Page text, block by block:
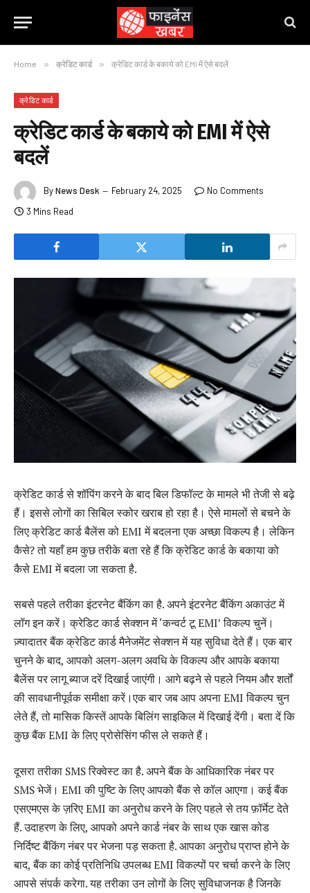
Home » क्रेडिट कार्ड » क्रेडिट कार्ड के बकाये को EMI में ऐसे बदलें
क्रेडिट कार्ड
क्रेडिट कार्ड के बकाये को EMI में ऐसे
बदलें
ByNews Desk February 24, 2025
No Comments
3 Mins Read
क्रेडिट कार्ड से शॉपिंग करने के बाद बिल डिफॉल्ट के मामले भी तेजी से बढ़े
हैं। इससे लोगों का सिबिल स्कोर खराब हो रहा है। ऐसे मामलों से बचने के
लिए क्रेडिट कार्ड बैलेंस को EMI में बदलना एक अच्छा विकल्प है। लेकिन
कैसे? तो यहाँ हम कुछ तरीके बता रहे हैं कि क्रेडिट कार्ड के बकाया को
कैसे EMI में बदला जा सकता है.
सबसे पहले तरीका इंटरनेट बैंकिंग का है. अपने इंटरनेट बैंकिंग अकाउंट में
लॉग इन करें। क्रेडिट कार्ड सेक्शन में ‘कन्वर्ट टू EMI’ विकल्प चुनें।
ज़्यादातर बैंक क्रेडिट कार्ड मैनेजमेंट सेक्शन में यह सुविधा देते हैं। एक बार
चुनने के बाद, आपको अलग-अलग अवधि के विकल्प और आपके बकाया
बैलेंस पर लागू ब्याज दरें दिखाई जाएंगी। आगे बढ़ने से पहले नियम और शर्तों
की सावधानीपूर्वक समीक्षा करें।एक बार जब आप अपना EMI विकल्प चुन
लेते हैं, तो मासिक किस्तें आपके बिलिंग साइकिल में दिखाई देंगी। बता दें कि
कुछ बैंक EMI के लिए प्रोसेसिंग फीस ले सकते हैं।
दूसरा तरीका SMS रिक्वेस्ट का है. अपने बैंक के आधिकारिक नंबर पर
SMS भेजें। EMI की पुष्टि के लिए आपको बैंक से कॉल आएगा। कई बैंक
एसएमएस के ज़रिए EMI का अनुरोध करने के लिए पहले से तय फ़ॉर्मेट देते
हैं. उदाहरण के लिए, आपको अपने कार्ड नंबर के साथ एक खास कोड
निर्दिष्ट बैंकिंग नंबर पर भेजना पड़ सकता है. आपका अनुरोध प्राप्त होने के
बाद, बैंक का कोई प्रतिनिधि उपलब्ध EMI विकल्पों पर चर्चा करने के लिए
आपसे संपर्क करेगा. यह तरीका उन लोगों के लिए सुविधाजनक है जिनके